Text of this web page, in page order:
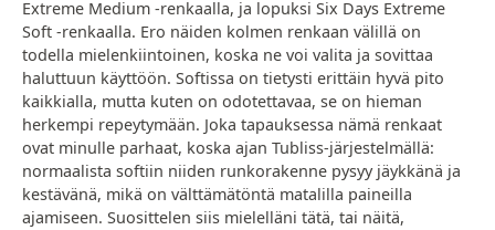
Extreme Medium -renkaalla, ja lopuksi Six Days Extreme
Soft -renkaalla. Ero näiden kolmen renkaan välillä on
todella mielenkiintoinen, koska ne voi valita ja sovittaa
haluttuun käyttöön. Softissa on tietysti erittäin hyvä pito
kaikkialla, mutta kuten on odotettavaa, se on hieman
herkempi repeytymään. Joka tapauksessa nämä renkaat
ovat minulle parhaat, koska ajan Tubliss-järjestelmällä:
normaalista softiin niiden runkorakenne pysyy jäykkänä ja
kestävänä, mikä on välttämätöntä matalilla paineilla
ajamiseen. Suosittelen siis mielelläni tätä, tai näitä,